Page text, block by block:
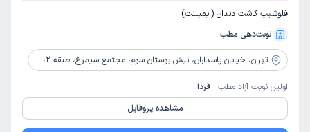
فلوشیپ کاشت دندان (ایمپلنت)
نوبت‌دهی مطب
تهران، خیابان پاسداران، نبش بوستان سوم، مجتمع سیمرغ، طبقه 2، واحد 5
اولین نوبت آزاد مطب: فردا
مشاهده پروفایل